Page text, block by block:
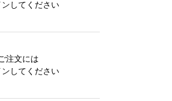
ン してください
注文には
ン してください